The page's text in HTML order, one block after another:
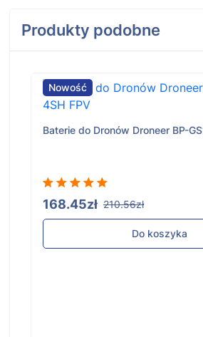
Produkty podobne
Nowość
Baterie do Dronów Droneer BP-
168.45zł 210.56zł
Do koszyka